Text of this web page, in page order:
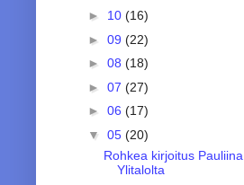
► 10 (16)
► 09 (22)
► 08 (18)
► 07 (27)
► 06 (17)
▼ 05 (20)
Rohkea kirjoitus Pauliina
Ylitalolta